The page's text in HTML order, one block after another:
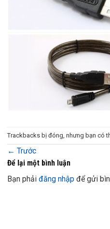
Trackbacks bị đóng, nhưng bạn có
← Trước
Để lại một bình luận
Bạn phải đăng nhập để gửi